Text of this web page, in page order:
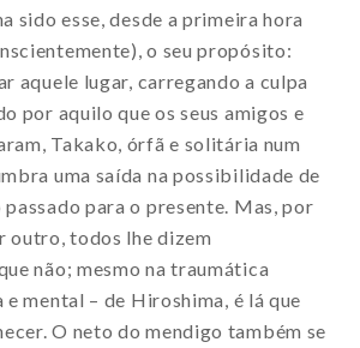
sido esse, desde a primeira hora
o seu propósito:
aquele lugar, carregando a culpa
por aquilo que os seus amigos e
Takako, órfã e solitária num
uma saída na possibilidade de
para o presente. Mas, por
outro, todos lhe dizem
não; mesmo na traumática
mental – de Hiroshima, é lá que
O neto do mendigo também se